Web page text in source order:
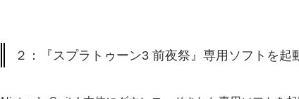
２：『スプラトゥーン3 前夜祭』専用ソフトを起